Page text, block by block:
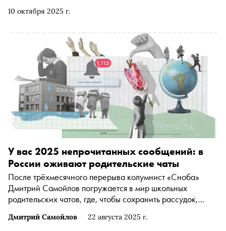
10 октября 2025 г.
ночном мосту и прячет их в банке из-под огурцов
Дмитрий Самойлов 22 августа 2025 г.
У вас 2025 непрочитанных сообщений: в
России оживают родительские чаты
После трёхмесячного перерыва колумнист «Сноба»
Дмитрий Самойлов погружается в мир школьных
родительских чатов, где, чтобы сохранить рассудок,